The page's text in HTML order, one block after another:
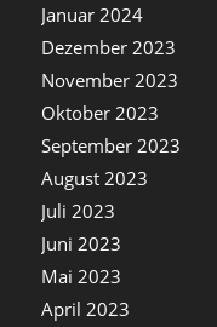
Januar 2024
Dezember 2023
November 2023
Oktober 2023
September 2023
August 2023
Juli 2023
Juni 2023
Mai 2023
April 2023